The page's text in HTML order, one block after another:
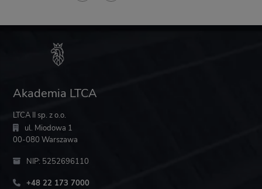
Akademia LTCA
LTCA II sp. z o.o.
ul. Miodowa 1
00-080 Warszawa
NIP: 5252696110
+48 22 173 7000